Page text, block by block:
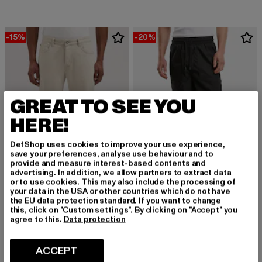
-15%
DSTREZZED
Marlon
EUR 101,99
Derzeitiger Preis: EUR 101,99
EUR 119,99Aktionspreis: EUR 119,99
-20%
URBAN CLASSICS
Loose Fit Pants With
GREAT TO SEE YOU
HERE!
DefShop uses cookies to improve your use experience,
save your preferences, analyse use behaviour and to
provide and measure interest-based contents and
advertising. In addition, we allow partners to extract data
or to use cookies. This may also include the processing of
your data in the USA or other countries which do not have
the EU data protection standard. If you want to change
this, click on "Custom settings". By clicking on "Accept" you
agree to this. Data protection
ACCEPT